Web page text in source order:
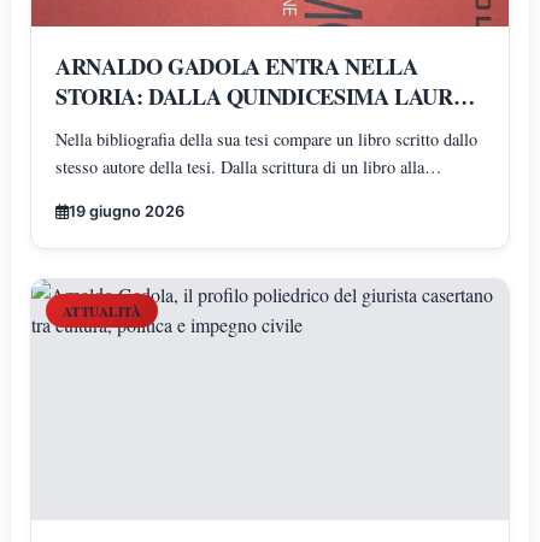
ARNALDO GADOLA ENTRA NELLA
STORIA: DALLA QUINDICESIMA LAUREA
AD UN SUO LIBRO NELLA BIBLIOGRAFIA
DELL'ULTIMA TESI
Nella bibliografia della sua tesi compare un libro scritto dallo
stesso autore della tesi. Dalla scrittura di un libro alla
straordinario che unisce conoscenza, esperienza e
determinazione
19 giugno 2026
ATTUALITÀ